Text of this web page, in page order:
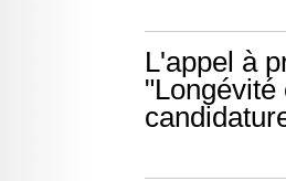
L'appel à